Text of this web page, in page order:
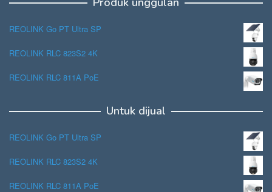
REOLINK Go PT Ultra SP
REOLINK RLC 823S2 4K
REOLINK RLC 811A PoE
Untuk dijual
REOLINK Go PT Ultra SP
REOLINK RLC 823S2 4K
REOLINK RLC 811A PoE